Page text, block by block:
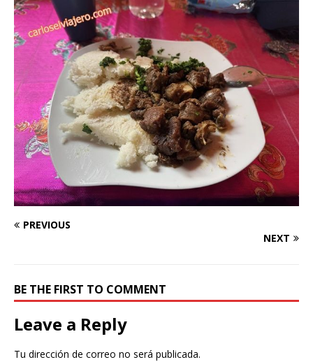
PREVIOUS
NEXT
BE THE FIRST TO COMMENT
Leave a Reply
Tu dirección de correo no será publicada.